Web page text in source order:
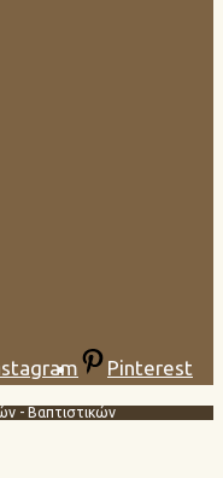
Pinterest
- Βαπτιστικών